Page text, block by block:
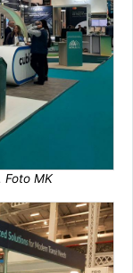
Foto MK